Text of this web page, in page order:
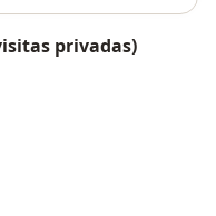
privadas)